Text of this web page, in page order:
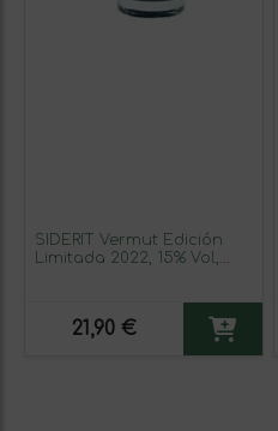
SIDERIT Vermut Edición
Limitada 2022, 15% Vol,
flores melíferas. 24 meses
en barrica de roble, notas
21,90 €